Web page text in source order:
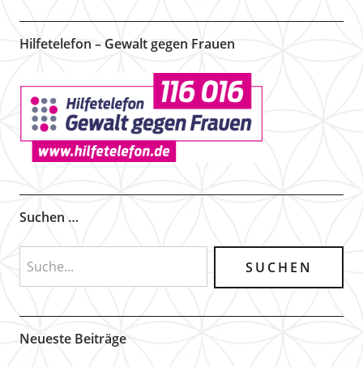
Hilfetelefon – Gewalt gegen Frauen
Suchen …
Neueste Beiträge